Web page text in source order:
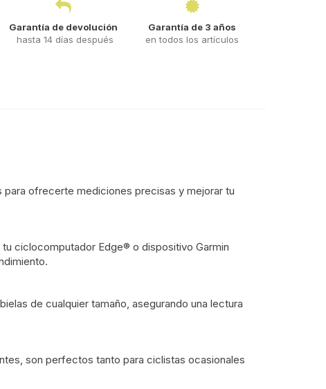
Garantía de devolución
hasta 14 días después
Garantía de 3 años
en todos los artículos
para ofrecerte mediciones precisas y mejorar tu
ciclocomputador Edge® o dispositivo Garmin
de cualquier tamaño, asegurando una lectura
son perfectos tanto para ciclistas ocasionales